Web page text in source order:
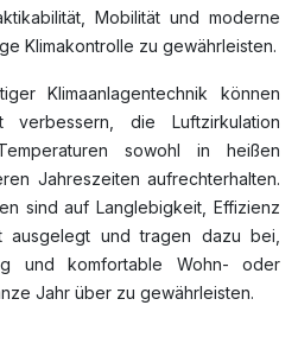
Mobilität und moderne
Klimakontrolle zu gewährleisten.
Klimaanlagentechnik können
verbessern, die Luftzirkulation
sowohl in heißen
Jahreszeiten aufrechterhalten.
sind auf Langlebigkeit, Effizienz
ausgelegt und tragen dazu bei,
und komfortable Wohn- oder
Jahr über zu gewährleisten.